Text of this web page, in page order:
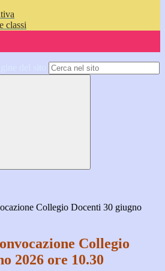
classi
Collegio Docenti 30 giugno
Collegio
2026 ore 10.30